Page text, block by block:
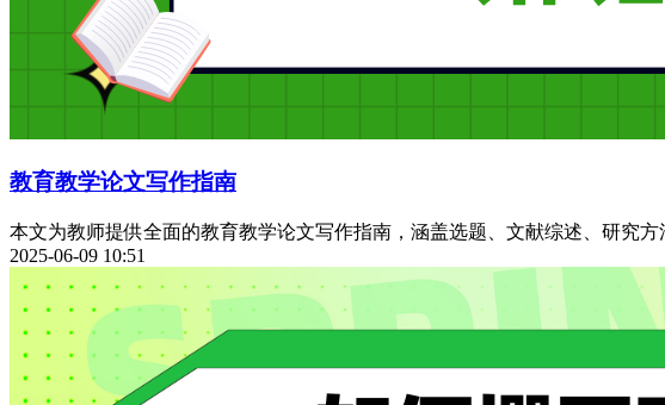
教育教学论文写作指南
本文为教师提供全面的教育教学论文写作指南，涵盖选题、文献综述、研究
2025-06-09 10:51